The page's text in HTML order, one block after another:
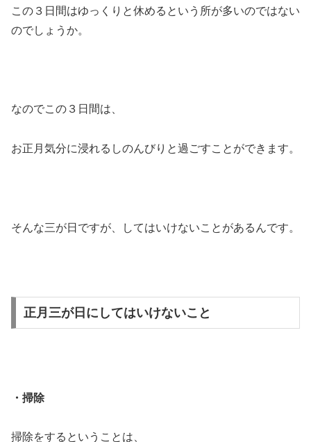
この３日間はゆっくりと休めるという所が多いのではない
のでしょうか。
なのでこの３日間は、
お正月気分に浸れるしのんびりと過ごすことができます。
そんな三が日ですが、してはいけないことがあるんです。
正月三が日にしてはいけないこと
・掃除
掃除をするということは、